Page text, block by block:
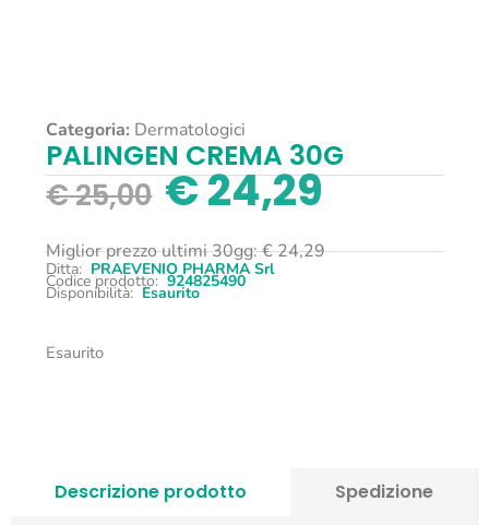
Categoria: Dermatologici
PALINGEN CREMA 30G
€25,00 €24,29
Miglior prezzo ultimi 30gg:€24,29
Ditta: PRAEVENIO PHARMA Srl
Codice prodotto: 924825490
Disponibilità: Esaurito
Esaurito
Descrizione prodotto
Spedizione